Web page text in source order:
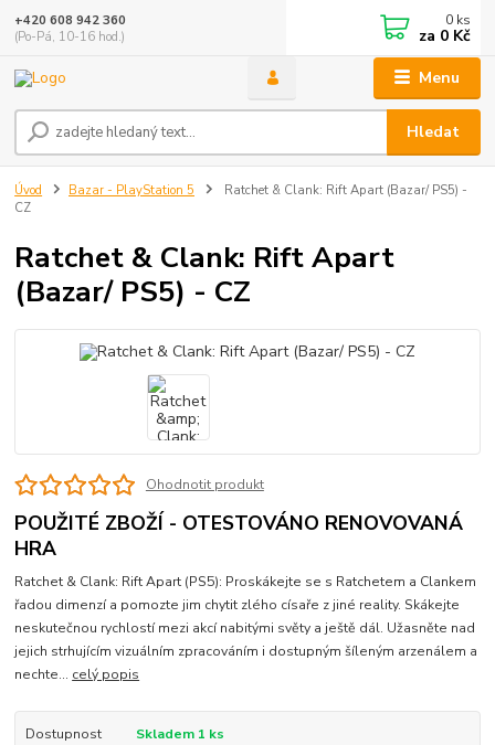
Menu
Hledat
+420 608 942 360
(Po-Pá, 10-16 hod.)
0 ks
za 0 Kč
Úvod Bazar - PlayStation 5
Ratchet & Clank: Rift Apart (Bazar/ PS5) -
CZ
Ratchet & Clank: Rift Apart
(Bazar/ PS5) - CZ
Ohodnotit produkt
POUŽITÉ ZBOŽÍ - OTESTOVÁNO RENOVOVANÁ
HRA
Ratchet & Clank: Rift Apart (PS5): Proskákejte se s Ratchetem a Clankem
řadou dimenzí a pomozte jim chytit zlého císaře z jiné reality. Skákejte
neskutečnou rychlostí mezi akcí nabitými světy a ještě dál. Užasněte nad
jejich strhujícím vizuálním zpracováním i dostupným šíleným arzenálem a
nechte... celý popis
Dostupnost Skladem 1 ks